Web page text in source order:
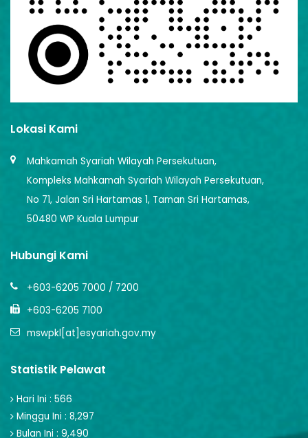
Lokasi Kami
Mahkamah Syariah Wilayah Persekutuan,
Kompleks Mahkamah Syariah Wilayah Persekutuan,
No 71, Jalan Sri Hartamas 1, Taman Sri Hartamas,
50480 WP Kuala Lumpur
Hubungi Kami
+603-6205 7000 / 7200
+603-6205 7100
mswpkl[at]esyariah.gov.my
Statistik Pelawat
Hari Ini : 566
Minggu Ini : 8,297
Bulan Ini : 9,490